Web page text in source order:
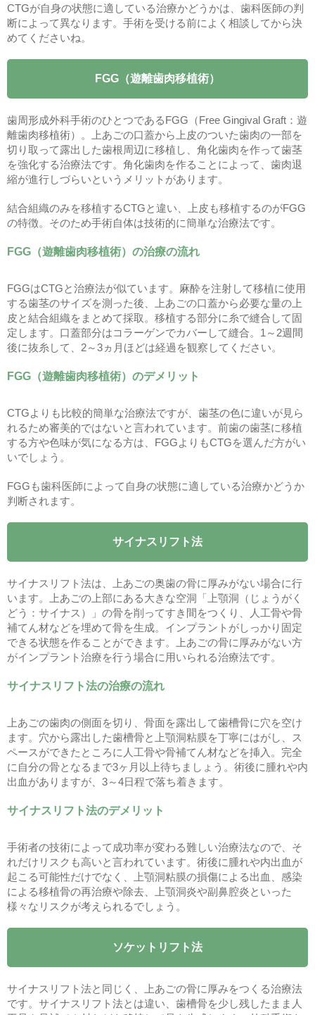
CTGが自身の状態に適している治療かどうかは、歯科医師の判
断によって異なります。手術を受ける前によく相談してから決
めてくださいね。
FGG（遊離歯肉移植術）
歯周形成外科手術のひとつであるFGG（Free Gingival Graft：遊
離歯肉移植術）。上あごの口蓋から上皮のついた歯肉の一部を
切り取って露出した歯根周辺に移植し、角化歯肉を作って歯茎
を強化する治療法です。角化歯肉を作ることによって、歯肉退
縮が進行しづらいというメリットがあります。
結合組織のみを移植するCTGと違い、上皮も移植するのがFGG
の特徴。そのため手術自体は技術的に簡単な治療法です。
FGG（遊離歯肉移植術）の治療の流れ
FGGはCTGと治療法が似ています。麻酔を注射して移植に使用
する歯茎のサイズを測った後、上あごの口蓋から必要な量の上
皮と結合組織をまとめて採取。移植する部分に糸で縫合して固
定します。口蓋部分はコラーゲンでカバーして縫合。1～2週間
後に抜糸して、2～3ヵ月ほどは経過を観察してください。
FGG（遊離歯肉移植術）のデメリット
CTGよりも比較的簡単な治療法ですが、歯茎の色に違いが見ら
れるため審美的ではないと言われています。前歯の歯茎に移植
する方や色味が気になる方は、FGGよりもCTGを選んだ方がい
いでしょう。
FGGも歯科医師によって自身の状態に適している治療かどうか
判断されます。
サイナスリフト法
サイナスリフト法は、上あごの奥歯の骨に厚みがない場合に行
います。上あごの上部にある大きな空洞「上顎洞（じょうがく
どう：サイナス）」の骨を削ってすき間をつくり、人工骨や骨
補てん材などを埋めて骨を生成。インプラントがしっかり固定
できる状態を作ることができます。上あごの骨に厚みがない方
がインプラント治療を行う場合に用いられる治療法です。
サイナスリフト法の治療の流れ
上あごの歯肉の側面を切り、骨面を露出して歯槽骨に穴を空け
ます。穴から露出した歯槽骨と上顎洞粘膜を丁寧にはがし、ス
ペースができたところに人工骨や骨補てん材などを挿入。完全
に自分の骨となるまで3ヶ月以上待ちましょう。術後に腫れや内
出血がありますが、3～4日程で落ち着きます。
サイナスリフト法のデメリット
手術者の技術によって成功率が変わる難しい治療法なので、そ
れだけリスクも高いと言われています。術後に腫れや内出血が
起こる可能性だけでなく、上顎洞粘膜の損傷による出血、感染
による移植骨の再治療や除去、上顎洞炎や副鼻腔炎といった
様々なリスクが考えられるでしょう。
ソケットリフト法
サイナスリフト法と同じく、上あごの骨に厚みをつくる治療法
です。サイナスリフト法とは違い、歯槽骨を少し残したまま人